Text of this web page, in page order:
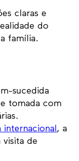
claras e
do
família.
sucedida
tomada com
internacional , a
visita de